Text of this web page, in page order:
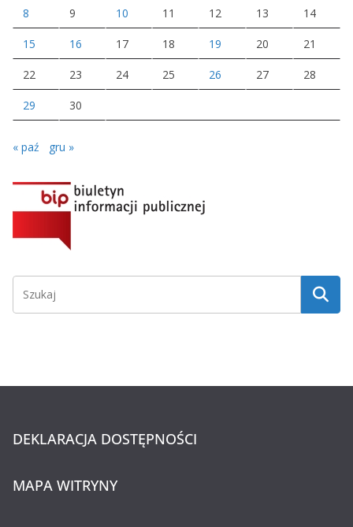
8 9 10 11 12 13 14
15 16 17 18 19 20 21
22 23 24 25 26 27 28
29 30
« paź gru »
DEKLARACJA DOSTĘPNOŚCI
MAPA WITRYNY